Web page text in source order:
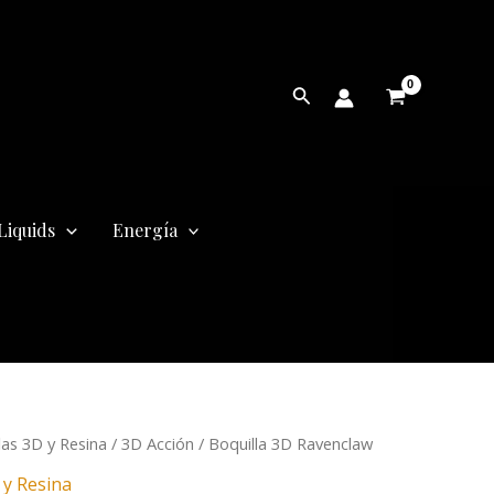
Buscar
Energía
3D y Resina / 3D Acción / Boquilla 3D Ravenclaw
Resina